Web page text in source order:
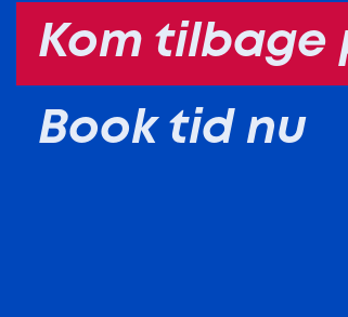
Kom tilbage
Book tid nu